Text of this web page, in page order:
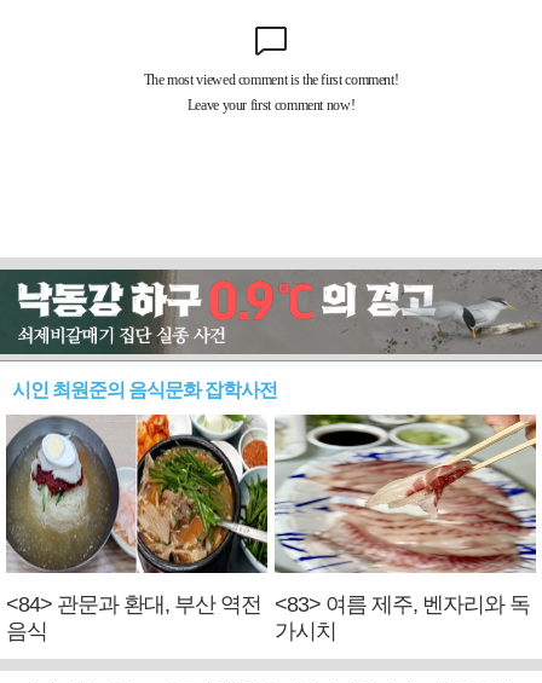
시인 최원준의 음식문화 잡학사전
<84> 관문과 환대, 부산 역전
음식
<83> 여름 제주, 벤자리와 독
가시치